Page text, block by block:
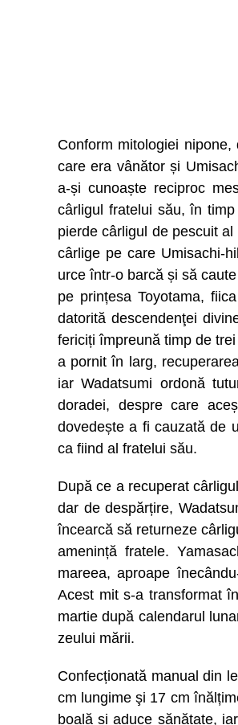
Conform mitologiei
care era vânător și
a-și cunoaște reciproc
cârligul fratelui său, în
pierde cârligul de pescuit
cârlige pe care Umisachi-
urce într-o barcă și să
pe prințesa Toyotama,
datorită descendenţei
fericiți împreună timp de
a pornit în larg,
iar Wadatsumi ordonă
doradei, despre care
dovedește a fi cauzată de
ca fiind al fratelui său.
După ce a recuperat
dar de despărțire,
încearcă să returneze
amenință fratele.
mareea, aproape
Acest mit s-a transformat
martie după calendarul
zeului mării.
Confecționată manual din
cm lungime şi 17 cm
boală și aduce sănătate,